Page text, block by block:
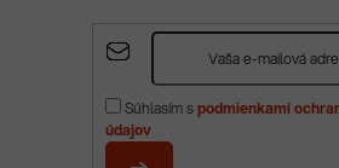
Súhlasím spodmienkami
údajov